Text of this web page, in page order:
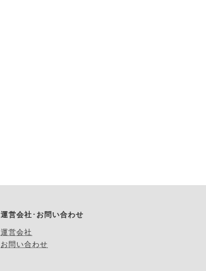
運営会社･お問い合わせ
運営会社
お問い合わせ